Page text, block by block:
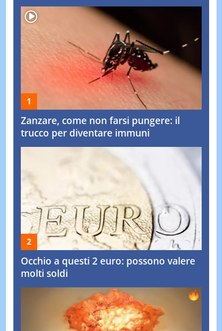
Zanzare, come non farsi pungere: il
trucco per diventare immuni
Occhio a questi 2 euro: possono valere
molti soldi